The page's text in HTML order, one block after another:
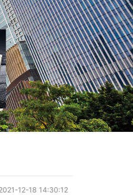
12-18 14:30:12